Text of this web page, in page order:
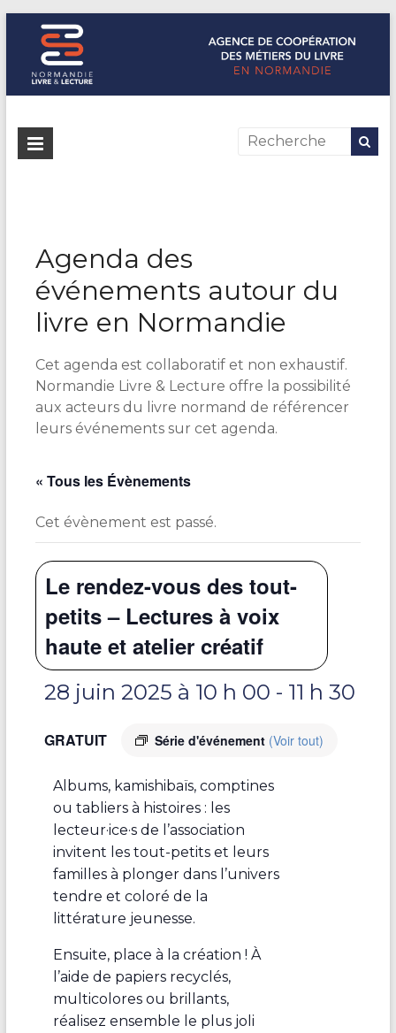
Normandie Livre & Lecture
L'agence de coopération des métiers du livre en Normandie
Agenda des
événements autour du
livre en Normandie
Cet agenda est collaboratif et non exhaustif.
Normandie Livre & Lecture offre la possibilité
aux acteurs du livre normand de référencer
leurs événements sur cet agenda.
« Tous les Évènements
Cet évènement est passé.
Le rendez-vous des tout-
petits – Lectures à voix
haute et atelier créatif
28 juin 2025 à 10 h 00 - 11 h 30
Série d'événement (Voir tout)
GRATUIT
Albums, kamishibaïs, comptines
ou tabliers à histoires : les
lecteur·ice·s de l’association
invitent les tout-petits et leurs
familles à plonger dans l’univers
tendre et coloré de la
littérature jeunesse.
Ensuite, place à la création ! À
l’aide de papiers recyclés,
multicolores ou brillants,
réalisez ensemble le plus joli